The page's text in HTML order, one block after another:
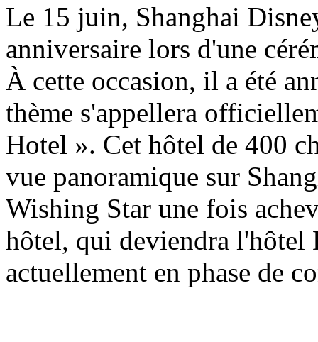
Le 15 juin, Shanghai
anniversaire lors d'une
À cette occasion, il a été
thème s'appellera
Hotel ». Cet hôtel de 400
vue panoramique sur
Wishing Star une fois
hôtel, qui deviendra l'hôtel
actuellement en phase de